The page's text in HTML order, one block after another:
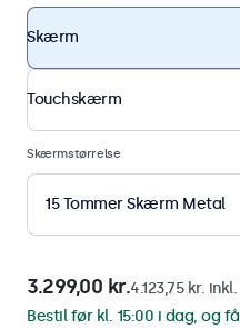
Skærm
Touchskærm
Skærmstørrelse
15 Tommer Skærm Metal
3.299,00 kr.4.123,75 kr.
Bestil før kl. 15:00 i dag, og